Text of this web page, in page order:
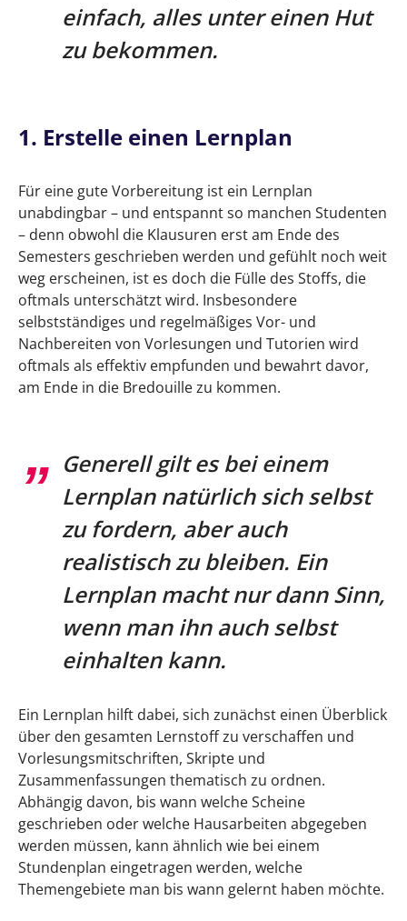
einfach, alles unter einen Hut
zu bekommen.
1. Erstelle einen Lernplan
Für eine gute Vorbereitung ist ein Lernplan
unabdingbar – und entspannt so manchen Studenten
– denn obwohl die Klausuren erst am Ende des
Semesters geschrieben werden und gefühlt noch weit
weg erscheinen, ist es doch die Fülle des Stoffs, die
oftmals unterschätzt wird. Insbesondere
selbstständiges und regelmäßiges Vor- und
Nachbereiten von Vorlesungen und Tutorien wird
oftmals als effektiv empfunden und bewahrt davor,
am Ende in die Bredouille zu kommen.
Generell gilt es bei einem
Lernplan natürlich sich selbst
zu fordern, aber auch
realistisch zu bleiben. Ein
Lernplan macht nur dann Sinn,
wenn man ihn auch selbst
einhalten kann.
Ein Lernplan hilft dabei, sich zunächst einen Überblick
über den gesamten Lernstoff zu verschaffen und
Vorlesungsmitschriften, Skripte und
Zusammenfassungen thematisch zu ordnen.
Abhängig davon, bis wann welche Scheine
geschrieben oder welche Hausarbeiten abgegeben
werden müssen, kann ähnlich wie bei einem
Stundenplan eingetragen werden, welche
Themengebiete man bis wann gelernt haben möchte.